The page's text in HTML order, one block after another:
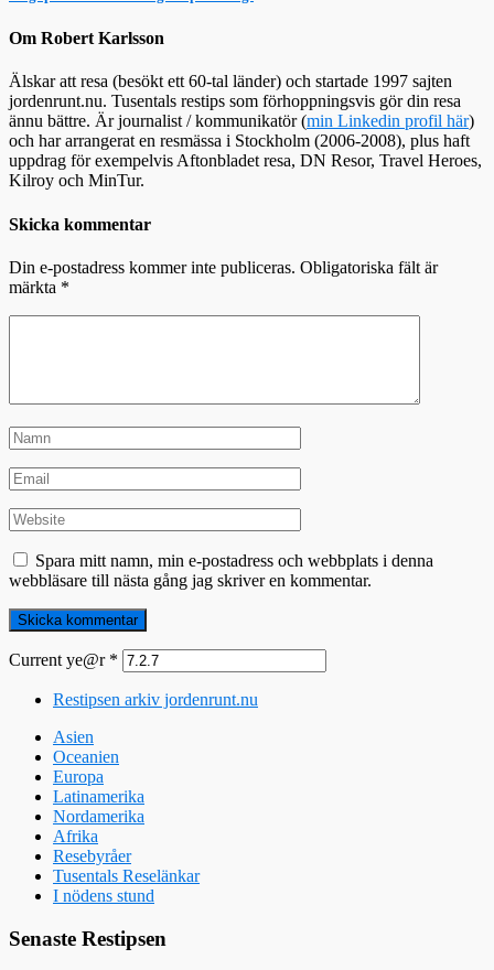
Om Robert Karlsson
Älskar att resa (besökt ett 60-tal länder) och startade 1997 sajten
jordenrunt.nu. Tusentals restips som förhoppningsvis gör din resa
ännu bättre. Är journalist / kommunikatör (min Linkedin profil här)
och har arrangerat en resmässa i Stockholm (2006-2008), plus haft
uppdrag för exempelvis Aftonbladet resa, DN Resor, Travel Heroes,
Kilroy och MinTur.
Skicka kommentar
Din e-postadress kommer inte publiceras. Obligatoriska fält är
märkta *
Spara mitt namn, min e-postadress och webbplats i denna
webbläsare till nästa gång jag skriver en kommentar.
Current ye@r *
Restipsen arkiv jordenrunt.nu
Asien
Oceanien
Europa
Latinamerika
Nordamerika
Afrika
Resebyråer
Tusentals Reselänkar
I nödens stund
Senaste Restipsen